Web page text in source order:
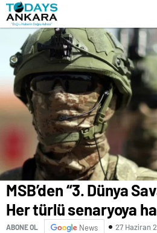
MSB’den “3. Dünya
Her türlü senaryoya
ABONE OL News 27 Haziran
davranmasına gayrı izin